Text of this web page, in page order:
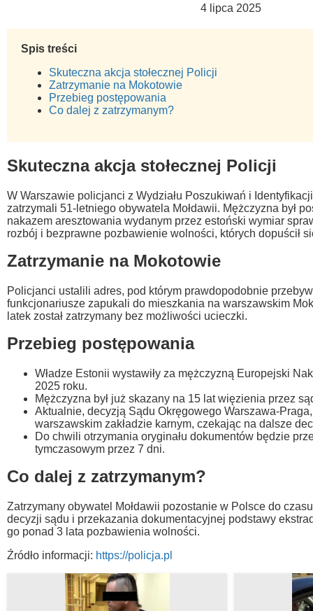
4 lipca 2025
Spis treści
Skuteczna akcja stołecznej Policji
Zatrzymanie na Mokotowie
Przebieg postępowania
Co dalej z zatrzymanym?
Skuteczna akcja stołecznej Policji
W Warszawie policjanci z Wydziału Poszukiwań i
zatrzymali 51-letniego obywatela Mołdawii. Mężczyzna był
nakazem aresztowania wydanym przez estoński wymiar
rozbój i bezprawne pozbawienie wolności, których dopuścił
Zatrzymanie na Mokotowie
Policjanci ustalili adres, pod którym prawdopodobnie
funkcjonariusze zapukali do mieszkania na warszawskim
latek został zatrzymany bez możliwości ucieczki.
Przebieg postępowania
Władze Estonii wystawiły za mężczyzną Europejski
2025 roku.
Mężczyzna był już skazany na 15 lat więzienia przez
Aktualnie, decyzją Sądu Okręgowego Warszawa-
warszawskim zakładzie karnym, czekając na dalsze
Do chwili otrzymania oryginału dokumentów będzie
tymczasowym przez 7 dni.
Co dalej z zatrzymanym?
Zatrzymany obywatel Mołdawii pozostanie w Polsce do
decyzji sądu i przekazania dokumentacyjnej podstawy
go ponad 3 lata pozbawienia wolności.
Źródło informacji: https://policja.pl